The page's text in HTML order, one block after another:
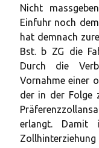
Nicht
Einfuhr noch
hat demnach
Bst. b ZG die
Durch die
Vornahme einer
der in der Folge
erlangt. Damit